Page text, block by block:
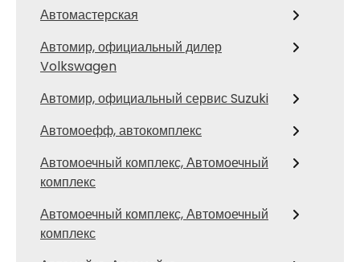
Автомастерская
Автомир, официальный дилер
Volkswagen
Автомир, официальный сервис Suzuki
Автомоефф, автокомплекс
Автомоечный комплекс, Автомоечный
комплекс
Автомоечный комплекс, Автомоечный
комплекс